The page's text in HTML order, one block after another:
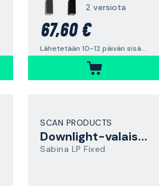
2 versiota
67,60 €
Lähetetään 10-12 päivän sisällä
SCAN PRODUCTS
Downlight-valaisin
Sabina LP Fixed